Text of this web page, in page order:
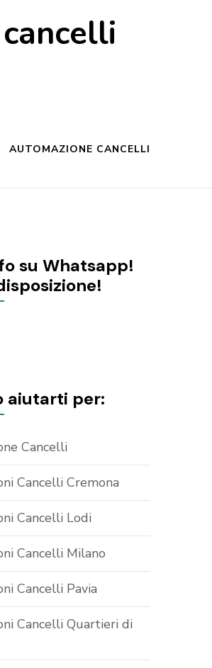
AUTOMAZIONE CANCELLI
su Whatsapp!
aiutarti per:
Cancelli
Cancelli Cremona
Cancelli Lodi
Cancelli Milano
Cancelli Pavia
Cancelli Quartieri di